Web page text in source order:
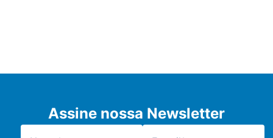
Assine nossa Newsletter